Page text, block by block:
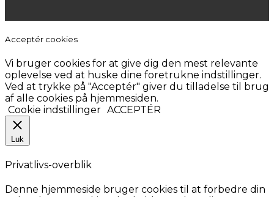
Acceptér cookies
Vi bruger cookies for at give dig den mest relevante
oplevelse ved at huske dine foretrukne indstillinger.
Ved at trykke på "Acceptér" giver du tilladelse til brug
af alle cookies på hjemmesiden.
Cookie indstillinger ACCEPTÉR
Luk
Privatlivs-overblik
Denne hjemmeside bruger cookies til at forbedre din